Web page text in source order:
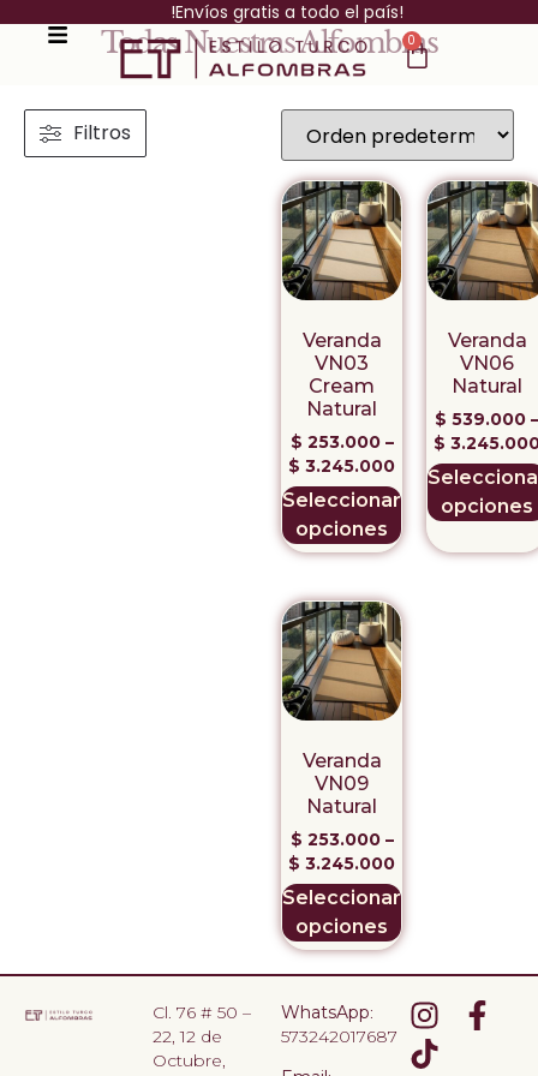
!Envíos gratis a todo el país!
0
Todas Nuestras Alfombras
Filtros
Veranda
VN03
Cream
Natural
$ 253.000–
$ 3.245.000
Seleccionar
opciones
Veranda
VN06
Natural
$ 539.000 –
$
opciones
Veranda
VN09
Natural
$ 253.000–
$ 3.245.000
Seleccionar
opciones
Cl. 76 # 50 –
22, 12 de
Octubre,
WhatsApp:
573242017687